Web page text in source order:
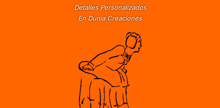
Detalles Personalizados
En Dunia Creaciones